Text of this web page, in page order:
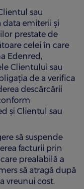
sau
emiterii şi
prestate de
celei în care
Edenred,
Clientului sau
de a verifica
descărcării
şi Clientul sau
să suspende
facturii prin
prealabilă a
să atragă după
vreunui cost.